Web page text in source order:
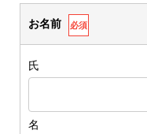
お名前 必須
氏
名